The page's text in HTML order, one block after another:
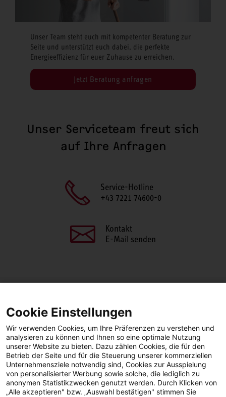
Unser Team steht euch mit kompetenter Beratung zur
Seite und unterstützt euch dabei, die perfekte
Energieeffizienz für euer Zuhause zu erreichen.
Jetzt Beratung anfragen
Unser Serviceteam freut sich
auf Ihre Anfragen
Service-Hotline
+43 7221 74600-0
Kontakt
E-Mail senden
FacebookLinkedIn
Facebook YouTube LinkedIn
Instagram
Cookie Einstellungen
Wir verwenden Cookies, um Ihre Präferenzen zu verstehen und
analysieren zu können und Ihnen so eine optimale Nutzung
unserer Website zu bieten. Dazu zählen Cookies, die für den
Betrieb der Seite und für die Steuerung unserer kommerziellen
Unternehmensziele notwendig sind, Cookies zur Ausspielung
von personalisierter Werbung sowie solche, die lediglich zu
anonymen Statistikzwecken genutzt werden. Durch Klicken von
„Alle akzeptieren" bzw. „Auswahl bestätigen" stimmen Sie